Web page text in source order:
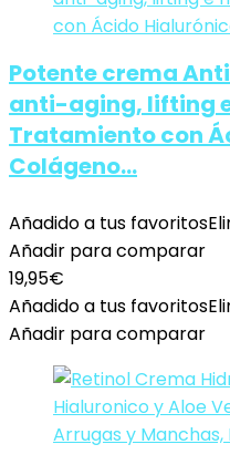
Potente crema
anti-aging, lifting
Tratamiento con
Colágeno…
Añadido a tus favoritos
Añadir para comparar
19,95€
Añadido a tus favoritos
Añadir para comparar